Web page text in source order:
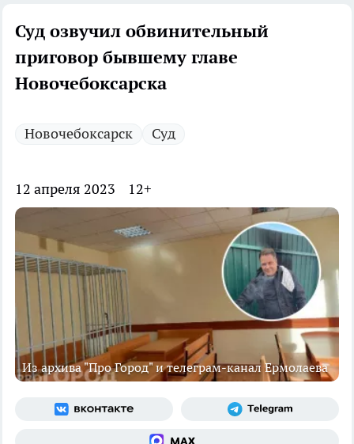
Суд озвучил обвинительный
приговор бывшему главе
Новочебоксарска
Новочебоксарск Суд
12 апреля 2023 12+
Из архива "Про Город" и телеграм-канал Ермолаева